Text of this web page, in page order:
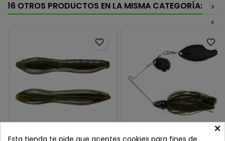
16 OTROS PRODUCTOS EN LA MISMA CATEGORÍA:
>
<
MISSILE BAITS BOMBA
favorite_border
HART SPINNERBAIT
favorite_border
×
Esta tienda te pide que aceptes cookies para fines de